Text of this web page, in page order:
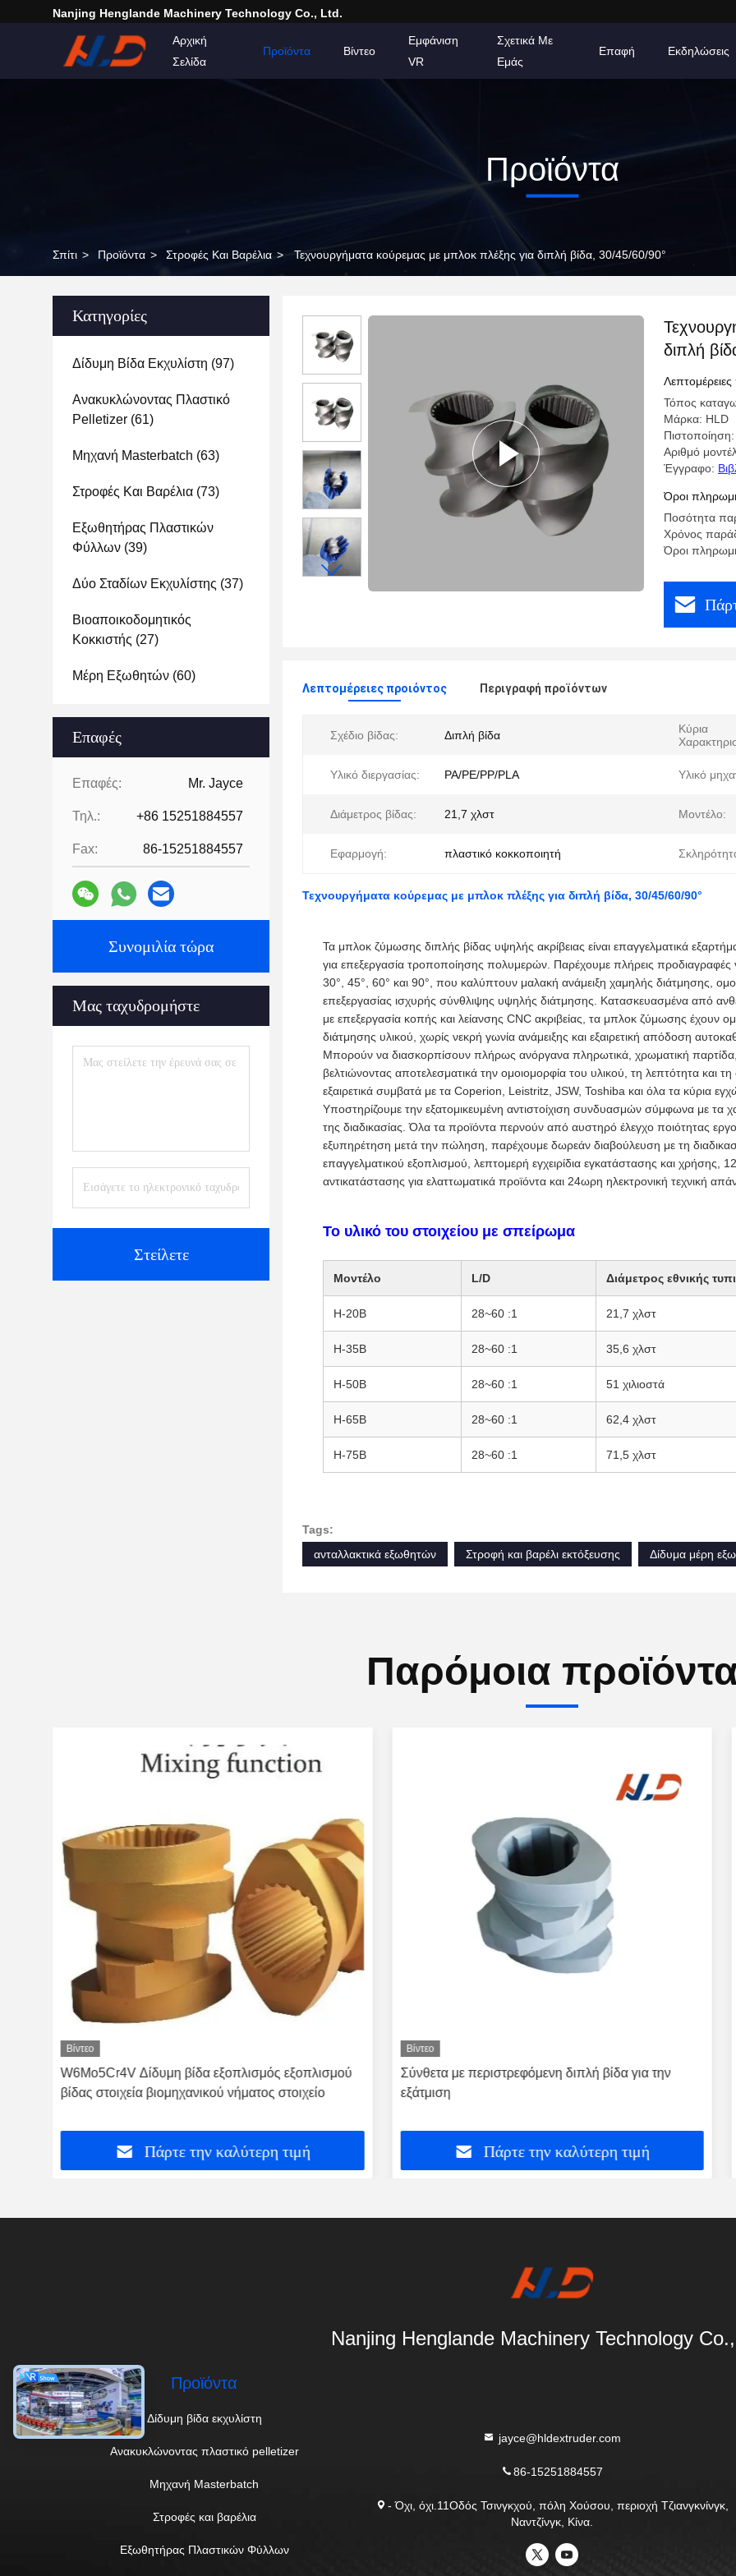
Nanjing Henglande Machinery Technology Co., Ltd.
Αρχική
Σελίδα
Προϊόντα Βίντεο
Εμφάνιση
VR
Σχετικά Με
Εμάς
Επαφή Εκδηλώσεις
Προϊόντα
Σπίτι > Προϊόντα > Στροφές Και Βαρέλια > Τεχνουργήματα κούρεμας με μπλοκ πλέξης για διπλή βίδα, 30/45/60/90°
Κατηγορίες
Δίδυμη Βίδα Εκχυλίστη (97)
Ανακυκλώνοντας Πλαστικό
Pelletizer (61)
Μηχανή Masterbatch (63)
Στροφές Και Βαρέλια (73)
Εξωθητήρας Πλαστικών
Φύλλων (39)
Δύο Σταδίων Εκχυλίστης (37)
Βιοαποικοδομητικός
Κοκκιστής (27)
Μέρη Εξωθητών (60)
Επαφές
Επαφές: Mr. Jayce
Τηλ.: +86 15251884557
Fax: 86-15251884557
Συνομιλία τώρα
Μας ταχυδρομήστε
Στείλετε
διπλή
Τόπος
Μάρκα: HLD
Αριθμό
Έγγραφο:
Όροι
Ποσότητα
Χρόνος
Όροι
Λεπτομέρειες προιόντος Περιγραφή προϊόντων
Σχέδιο βίδας: Διπλή βίδα
Κύρια
Υλικό διεργασίας: PA/PE/PP/PLA Υλικό
Διάμετρος βίδας: 21,7 χλστ Μοντέλο:
Εφαρμογή: πλαστικό κοκκοποιητή
Τεχνουργήματα κούρεμας με μπλοκ πλέξης για διπλή βίδα, 30/45/60/90°
Τα μπλοκ ζύμωσης διπλής βίδας υψηλής ακρίβειας είναι επαγγελματικά
για επεξεργασία τροποποίησης πολυμερών. Παρέχουμε πλήρεις
30°, 45°, 60° και 90°, που καλύπτουν μαλακή ανάμειξη χαμηλής διάτμησης,
επεξεργασίας ισχυρής σύνθλιψης υψηλής διάτμησης. Κατασκευασμένα από
με επεξεργασία κοπής και λείανσης CNC ακριβείας, τα μπλοκ ζύμωσης έχουν
διάτμησης υλικού, χωρίς νεκρή γωνία ανάμειξης και εξαιρετική απόδοση
Μπορούν να διασκορπίσουν πλήρως ανόργανα πληρωτικά, χρωματική παρτίδα,
βελτιώνοντας αποτελεσματικά την ομοιομορφία του υλικού, τη λεπτότητα και
εξαιρετικά συμβατά με τα Coperion, Leistritz, JSW, Toshiba και όλα τα κύρια
Υποστηρίζουμε την εξατομικευμένη αντιστοίχιση συνδυασμών σύμφωνα με τα
της διαδικασίας. Όλα τα προϊόντα περνούν από αυστηρό έλεγχο ποιότητας
εξυπηρέτηση μετά την πώληση, παρέχουμε δωρεάν διαβούλευση με τη
επαγγελματικού εξοπλισμού, λεπτομερή εγχειρίδια εγκατάστασης και
αντικατάστασης για ελαττωματικά προϊόντα και 24ωρη ηλεκτρονική τεχνική
Το υλικό του στοιχείου με σπείρωμα
Μοντέλο L/D Διάμετρος εθνικής
H-20B 28~60 :1 21,7 χλστ
H-35B 28~60 :1 35,6 χλστ
H-50B 28~60 :1 51 χιλιοστά
H-65B 28~60 :1 62,4 χλστ
H-75B 28~60 :1 71,5 χλστ
Tags:
ανταλλακτικά εξωθητών
Στροφή και βαρέλι εκτόξευσης Δίδυμα μέρη
Παρόμοια
Βίντεο
W6Mo5Cr4V Δίδυμη βίδα εξοπλισμός εξοπλισμού
βίδας στοιχεία βιομηχανικού νήματος στοιχείο
Πάρτε την καλύτερη τιμή
Βίντεο
Σύνθετα με περιστρεφόμενη διπλή βίδα για την
εξάτμιση
Πάρτε την καλύτερη τιμή
Nanjing Henglande Machinery Technology Co.,
Προϊόντα
Δίδυμη βίδα εκχυλίστη
Ανακυκλώνοντας πλαστικό pelletizer
Μηχανή Masterbatch
Στροφές και βαρέλια
Εξωθητήρας Πλαστικών Φύλλων
jayce@hldextruder.com
86-15251884557
- Όχι, όχι.11Οδός Τσινγκχού, πόλη Χούσου, περιοχή Τζιανγκνίνγκ,
Ναντζίνγκ, Κίνα.